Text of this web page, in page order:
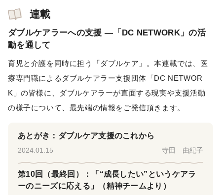
連載
ダブルケアラーへの支援 ―「DC NETWORK」の活
動を通して
育児と介護を同時に担う「ダブルケア」。本連載では、医
療専門職によるダブルケアラー支援団体「DC NETWOR
K」の皆様に、ダブルケアラーが直面する現実や支援活動
の様子について、最先端の情報をご発信頂きます。
あとがき：ダブルケア支援のこれから
2024.01.15 寺田 由紀子
第10回（最終回）：「“成長したい”というケアラ
ーのニーズに応える」（精神チームより）